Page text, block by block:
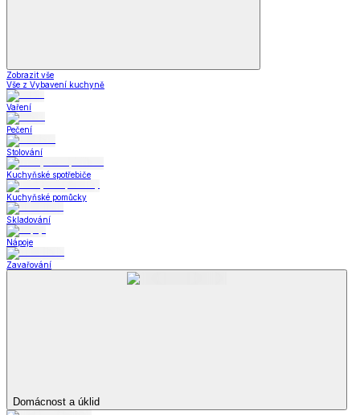
Zobrazit vše
Vše z Vybavení kuchyně
Vaření
Pečení
Stolování
Kuchyňské spotřebiče
Kuchyňské pomůcky
Skladování
Nápoje
Zavařování
Domácnost a úklid